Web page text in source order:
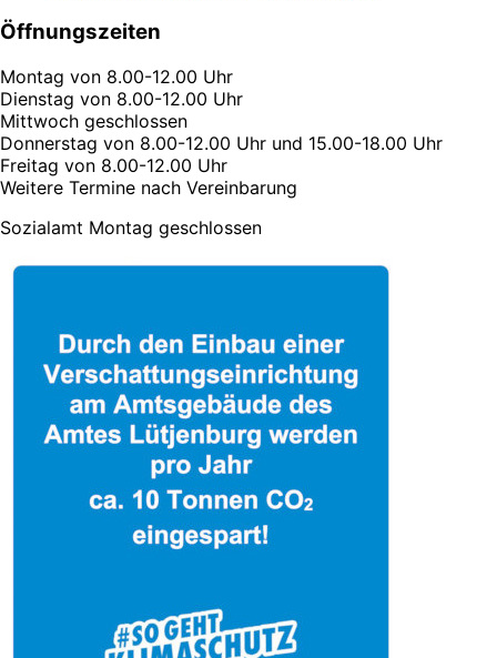
Öffnungszeiten
Montag von 8.00-12.00 Uhr
Dienstag von 8.00-12.00 Uhr
Mittwoch geschlossen
Donnerstag von 8.00-12.00 Uhr und 15.00-18.00 Uhr
Freitag von 8.00-12.00 Uhr
Weitere Termine nach Vereinbarung
Sozialamt Montag geschlossen